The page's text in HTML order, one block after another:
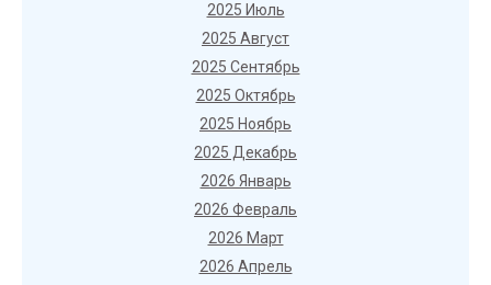
2025 Июль
2025 Август
2025 Сентябрь
2025 Октябрь
2025 Ноябрь
2025 Декабрь
2026 Январь
2026 Февраль
2026 Март
2026 Апрель